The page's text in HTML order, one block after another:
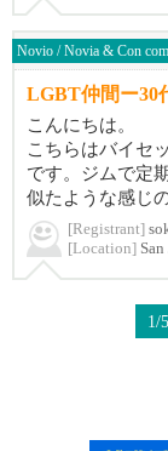
Novio / Novia & Con
LGBT仲間ー30
こんにちは。
こちらはバイセ
です。ジムで定
似たような感じ
[Registrant]
[Location]
1/5